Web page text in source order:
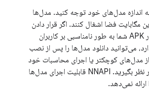
اندازه مدل‌های خود توجه کنید. مدل‌ها
فضا اشغال کنند. اگر قرار دادن
مدل‌های بزرگ در APK شما به طور نامناسبی بر کاربران
می‌توانید دانلود مدل‌ها را پس از نصب
از مدل‌های کوچکتر یا اجرای محاسبات خود
در فضای ابری در نظر بگیرید. NNAPI قابلیت اجرای مدل‌ها
نمی‌دهد.